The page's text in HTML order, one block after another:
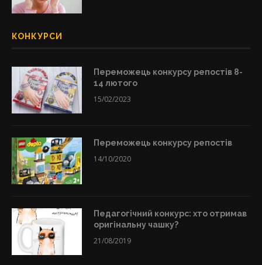
КОНКУРСИ
Переможець конкурсу репостів 8-
14 лютого
15/02/2023
Переможець конкурсу репостів
14/10/2020
Педагогічний конкурс: хто отримав
оригінальну чашку?
21/08/2019